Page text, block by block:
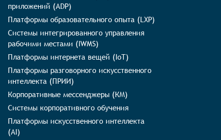
приложений (ADP)
Платформы образовательного опыта (LXP)
Системы интегрированного управления
рабочими местами (IWMS)
Платформы интернета вещей (IoT)
Платформы разговорного искусственного
интеллекта (ПРИИ)
Корпоративные мессенджеры (КМ)
Системы корпоративного обучения
Платформы искусственного интеллекта
(AI)